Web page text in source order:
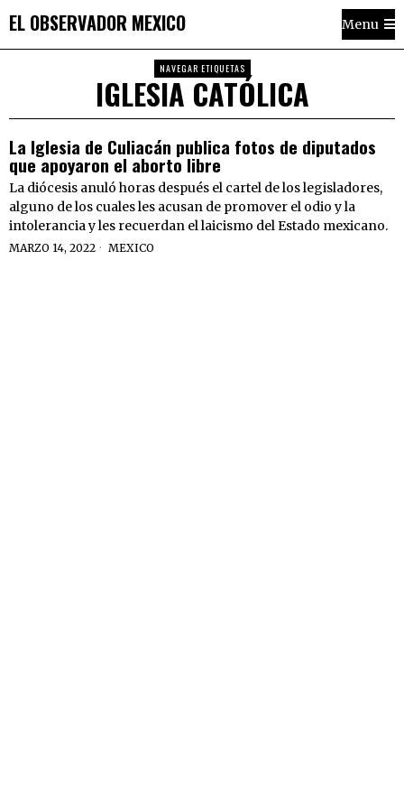
EL OBSERVADOR MEXICO Menu
NAVEGAR ETIQUETAS
IGLESIA CATÓLICA
La Iglesia de Culiacán publica fotos de diputados
que apoyaron el aborto libre
La diócesis anuló horas después el cartel de los legisladores,
alguno de los cuales les acusan de promover el odio y la
intolerancia y les recuerdan el laicismo del Estado mexicano.
MARZO 14, 2022 MEXICO